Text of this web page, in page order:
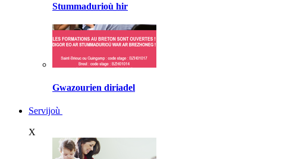
Stummadurioù hir
Gwazourien diriadel
Servijoù
X